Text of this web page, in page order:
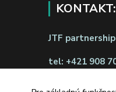
KONTAKT:
JTF
tel: +421 908
napíšte nám